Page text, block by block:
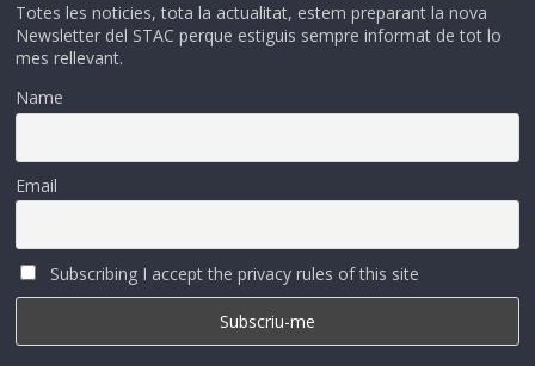
Totes les noticies, tota la actualitat, estem preparant la nova
Newsletter del STAC perque estiguis sempre informat de tot lo
mes rellevant.
Name
Email
Subscribing I accept the privacy rules of this site